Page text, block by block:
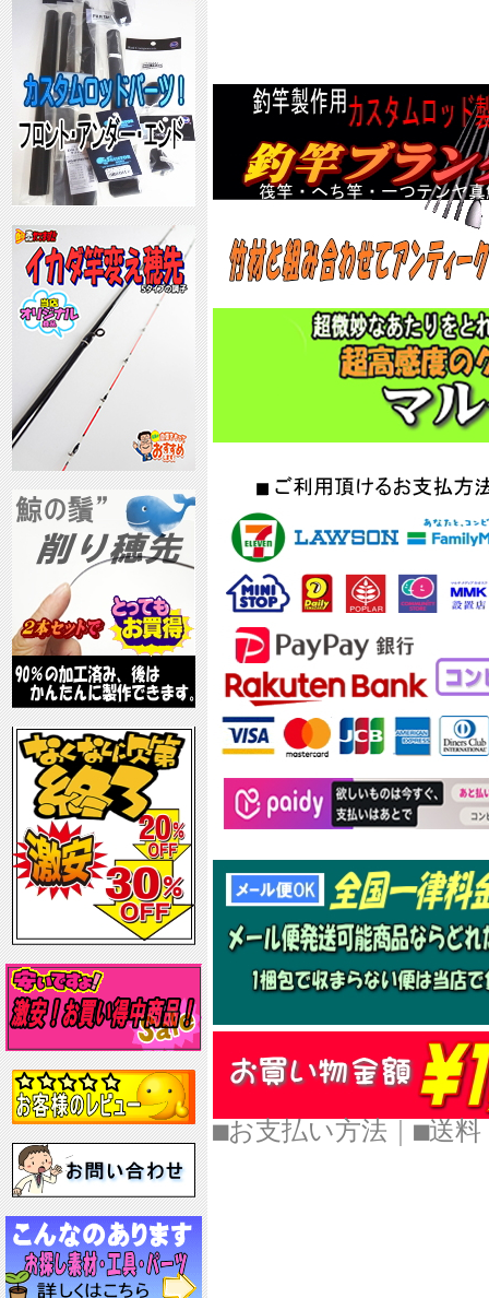
■お支払い方法 ■